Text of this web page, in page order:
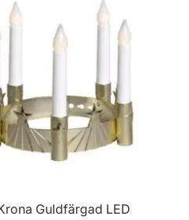
Guldfärgad LED